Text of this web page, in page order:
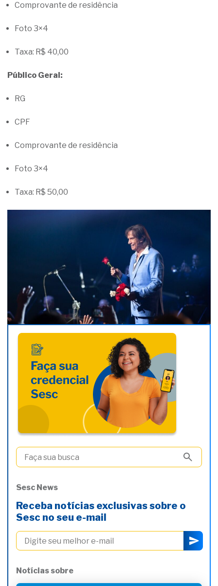
Comprovante de residência
Foto 3×4
Taxa: R$ 40,00
Público Geral:
RG
CPF
Comprovante de residência
Foto 3×4
Taxa: R$ 50,00
Sesc News
Receba notícias exclusivas sobre o
Sesc no seu e-mail
Notícias sobre